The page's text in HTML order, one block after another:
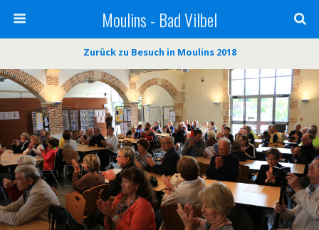
Moulins - Bad Vilbel
Zurück zu Besuch in Moulins 2018